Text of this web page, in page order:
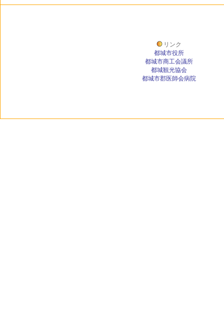
リンク
都城市役所
都城市商工会議所
都城観光協会
都城市郡医師会病院